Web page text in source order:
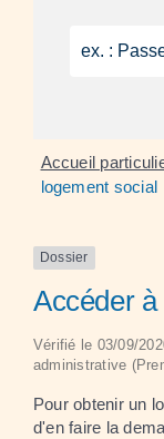
Accueil
logement social
Dossier
Accéder
Vérifié le 03/09/
administrative
Pour obtenir un
d'en faire la